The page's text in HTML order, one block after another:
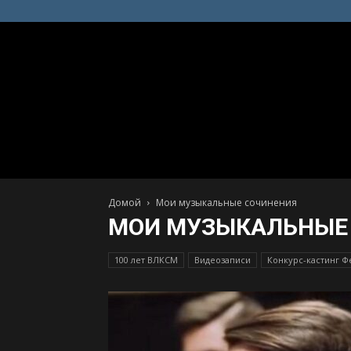
Домой Мои музыкальные сочинения
МОИ МУЗЫКАЛЬНЫЕ
100 лет ВЛКСМ Видеозаписи Конкурс-кастинг